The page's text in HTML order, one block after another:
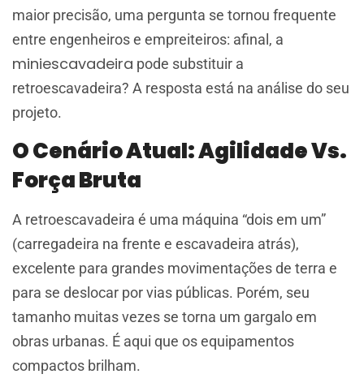
maior precisão, uma pergunta se tornou frequente
entre engenheiros e empreiteiros: afinal, a
miniescavadeira pode substituir a
retroescavadeira? A resposta está na análise do seu
projeto.
O Cenário Atual: Agilidade Vs.
Força Bruta
A retroescavadeira é uma máquina “dois em um”
(carregadeira na frente e escavadeira atrás),
excelente para grandes movimentações de terra e
para se deslocar por vias públicas. Porém, seu
tamanho muitas vezes se torna um gargalo em
obras urbanas. É aqui que os equipamentos
compactos brilham.